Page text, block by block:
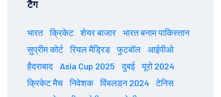
टैग
भारत क्रिकेट शेयर बाजार
भारत बनाम पाकिस्तान
सुप्रीम कोर्ट
रियल मैड्रिड फुटबॉल
आईपीओ
हैदराबाद
Asia Cup 2025 दुबई
यूरो 2024
क्रिकेट मैच
निवेशक विंबलडन 2024
टेनिस